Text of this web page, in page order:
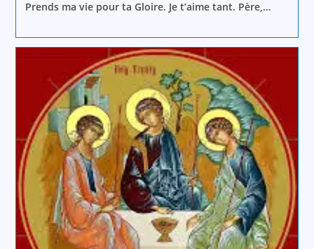
Prends ma vie pour ta Gloire. Je t’aime tant. Père,…